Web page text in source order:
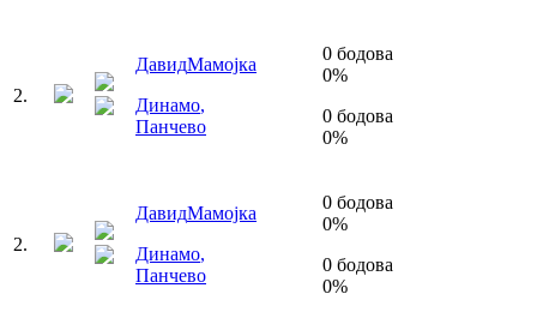
2.
ДавидМамојка
Динамо,
Панчево
0 бодова
0%
0 бодова
0%
2.
ДавидМамојка
Динамо,
Панчево
0 бодова
0%
0 бодова
0%